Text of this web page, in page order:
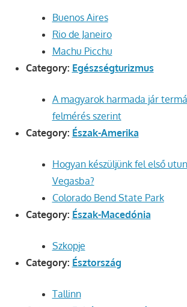
Buenos Aires
Rio de Janeiro
Machu Picchu
Category: Egészségturizmus
A magyarok harmada jár
felmérés szerint
Category: Észak-Amerika
Hogyan készüljünk fel első
Vegasba?
Colorado Bend State Park
Category: Észak-Macedónia
Szkopje
Category: Észtország
Tallinn